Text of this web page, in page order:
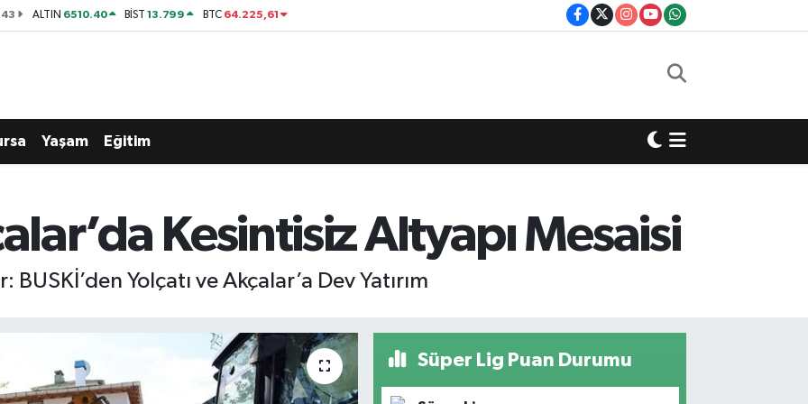
ALTIN 6510.40 BİST13.799 BTC 64.225,61
Yaşam Eğitim
Kesintisiz Altyapı Mesaisi
Yolçatı ve Akçalar’a Dev Yatırım
Süper Lig Puan Durumu